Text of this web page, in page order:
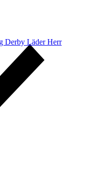
Derby Läder Herr